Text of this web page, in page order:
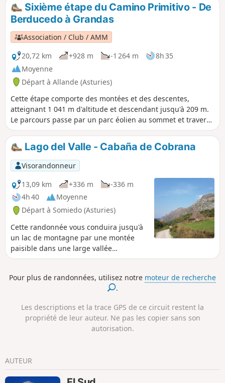
Sixième étape du Camino Primitivo - De
Berducedo à Grandas
Association / Club / AMM
20,72 km
+928 m -1 264 m
8h 35
Moyenne
Départ à Allande (Asturies)
Cette étape comporte des montées et des descentes,
atteignant 1 041 m d'altitude et descendant jusqu'à 209 m.
Le parcours passe par un parc éolien au sommet et traverse
le barrage qui retient les eaux du réservoir de Salime. Des
vues spectaculaires et des paysages variés font de cette
étape un moment inoubliable.
Lago del Valle - Cabaña de Cobrana
Visorandonneur
13,09 km
+336 m
-336 m
4h 40
Moyenne
Départ à Somiedo (Asturies)
Cette randonnée vous conduira jusqu'à
un lac de montagne par une montée
paisible dans une large vallée
verdoyante consacrée à l'élevage. Des
dans les prairies tout le long de la
randonnée, jusque dans le cirque qui
Pour plus de randonnées, utilisez notre moteur de recherche
.
Les descriptions et la trace GPS de ce circuit restent la
propriété de leur auteur. Ne pas les copier sans son
autorisation.
AUTEUR